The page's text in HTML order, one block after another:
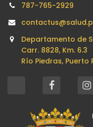
787-765-2929
Departamento de
Carr. 8828, Km. 6.3
Río Piedras, Puerto